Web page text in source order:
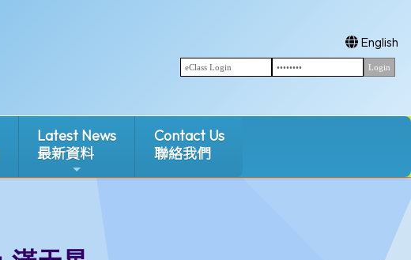
English
Latest News
最新資料
Contact Us
聯絡我們